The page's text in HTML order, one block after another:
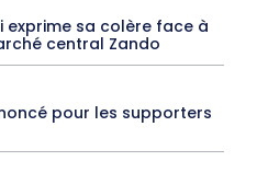
exprime sa colère face à
central Zando
pour les supporters